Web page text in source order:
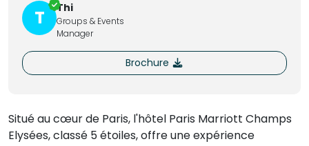
T Thi
Groups & Events
Manager
Brochure
Situé au cœur de Paris, l'hôtel Paris Marriott Champs
Elysées, classé 5 étoiles, offre une expérience